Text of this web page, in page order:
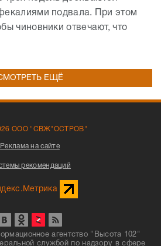
подвала. При этом
чиновники отвечают, что
ЕЩЁ
ООО "СВЖ"ОСТРОВ"
Реклама на сайте
рекомендаций
агентство "Высота 102"
службой по надзору в сфере